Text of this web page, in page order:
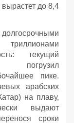
вырастет до 8,4
текущий
погрузил
пике.
арабских
на плаву,
выдают
сроки